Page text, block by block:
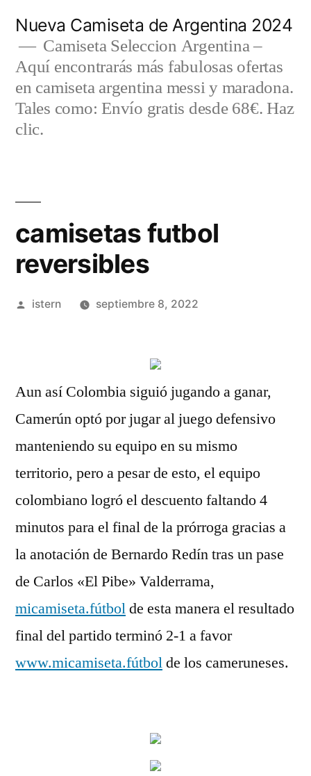
contenido
Nueva Camiseta de Argentina 2024
Camiseta Seleccion Argentina –
Aquí encontrarás más fabulosas ofertas
en camiseta argentina messi y maradona.
Tales como: Envío gratis desde 68€. Haz
clic.
camisetas futbol
reversibles
Publicado
istern septiembre 8, 2022
Aun así Colombia siguió jugando a ganar,
Camerún optó por jugar al juego defensivo
manteniendo su equipo en su mismo
territorio, pero a pesar de esto, el equipo
colombiano logró el descuento faltando 4
minutos para el final de la prórroga gracias a
la anotación de Bernardo Redín tras un pase
de Carlos «El Pibe» Valderrama,
micamiseta.fútbolde esta manera el resultado
final del partido terminó 2-1 a favor
www.micamiseta.fútbolde los cameruneses.